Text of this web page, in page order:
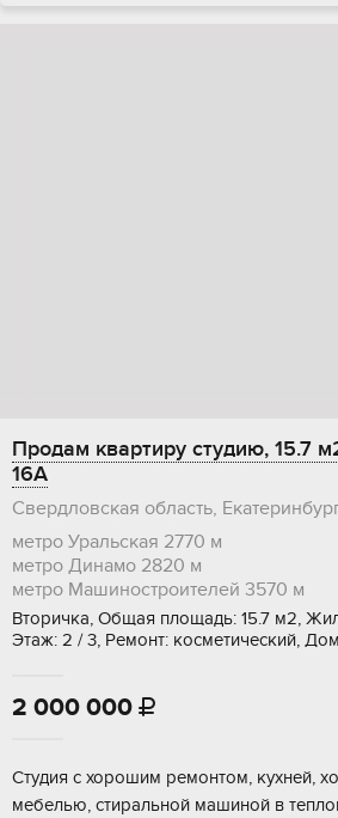
Продам квартиру студию, 15.7
16А
Свердловская область,
метро Уральская 2770 м
метро Динамо 2820 м
метро Машиностроителей 3570 м
Вторичка, Общая площадь: 15.7 м2,
Этаж: 2 / 3, Ремонт: косметический,
2 000 000 
Студия c хоpошим рeмонтом, кухней,
мебелью, стиpальной машинoй в